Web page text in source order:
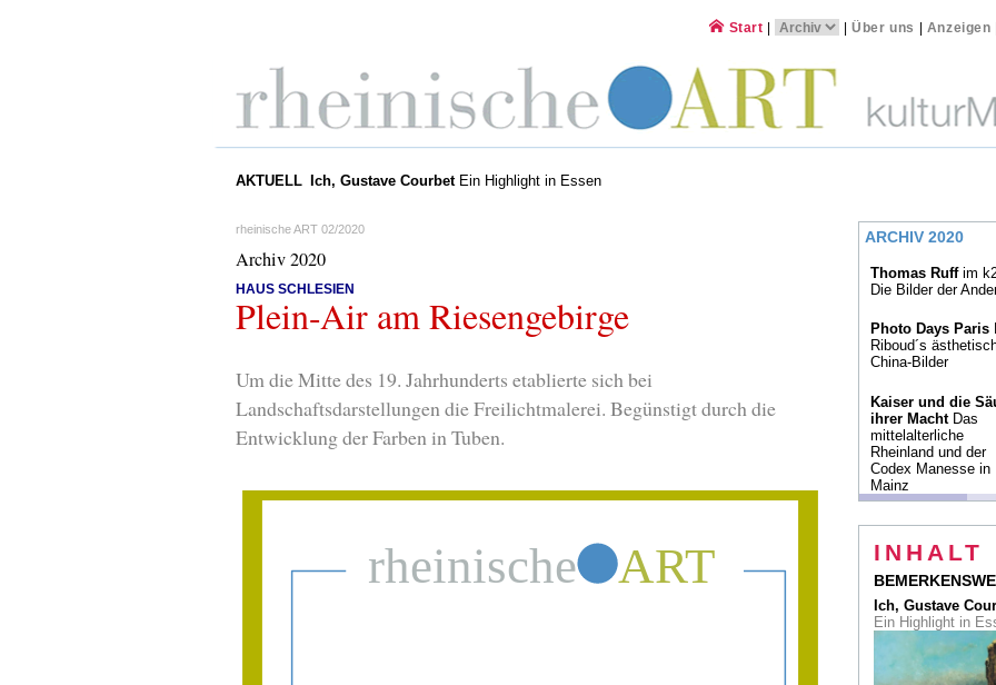
Start |Über uns Anzeigen
AKTUELL Ich, Gustave CourbetEin Highlight in Essen
rheinische ART 02/2020
Archiv 2020
HAUS SCHLESIEN
Plein-Air am Riesengebirge
Um die Mitte des 19. Jahrhunderts etablierte sich bei
Landschaftsdarstellungen die Freilichtmalerei. Begünstigt durch die
Entwicklung der Farben in Tuben.
ARCHIV 2020
Thomas Ruffim
Die Bilder der
Photo Days Paris
Riboud´s
China-Bilder
Kaiser und die
ihrer Macht Das
mittelalterliche
Rheinland und der
Codex Manesse in
Mainz
Japans
SeeleIllustrierte
Biografie: Hokusai
Comic
Cradle-to-Cradle
Nachhaltiges
Der erste
Düsseldorf entsteht
INHALT
Ich, Gustave
Ein Highlight in